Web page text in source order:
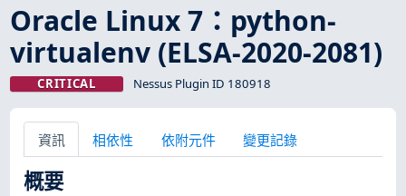
Oracle Linux 7：python-
virtualenv (ELSA-2020-2081)
CRITICAL Nessus Plugin ID 180918
資訊 相依性 依附元件 變更記錄
概要